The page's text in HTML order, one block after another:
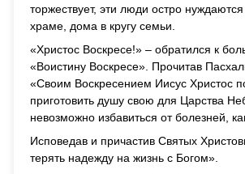
торжествует, эти люди остро
храме, дома в кругу семьи.
«Христос Воскресе!» – обратился к
«Воистину Воскресе». Прочитав
«Своим Воскресением Иисус Христос
приготовить душу свою для Царства
невозможно избавиться от болезней,
Исповедав и причастив Святых
терять надежду на жизнь с Богом».